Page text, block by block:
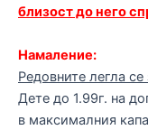
близост до него
Намаление:
Редовните легла
Дете до 1.99г. на
в максималния